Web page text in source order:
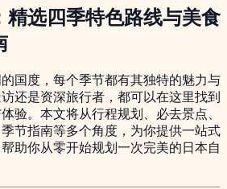
精选四季特色路线与美食
国度，每个季节都有其独特的魅力与
还是资深旅行者，都可以在这里找到
验。本文将从行程规划、必去景点、
节指南等多个角度，为你提供一站式
助你从零开始规划一次完美的日本自